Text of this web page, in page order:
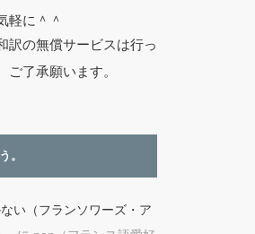
軽に＾＾
訳の無償サービスは行っ
了承願います。
。
い（フランソワーズ・ア